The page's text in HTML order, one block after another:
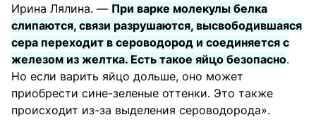
Ирина Лялина. — При варке молекулы белка
слипаются, связи разрушаются, высвободившаяся
сера переходит в сероводород и соединяется с
железом из желтка. Есть такое яйцо безопасно.
Но если варить яйцо дольше, оно может
приобрести сине-зеленые оттенки. Это также
происходит из-за выделения сероводорода».